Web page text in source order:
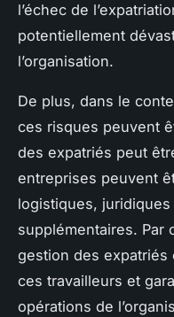
l’échec de
potentiellement
l’organisation.
De plus, dans le
ces risques peuvent
des expatriés peut
entreprises peuvent
logistiques,
supplémentaires. Par
gestion des
ces travailleurs et
opérations de